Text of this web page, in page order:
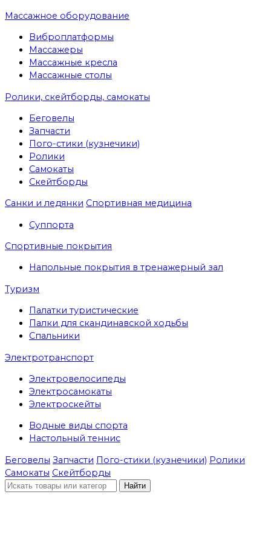
Массажное оборудование
Виброплатформы
Массажеры
Массажные кресла
Массажные столы
Ролики, скейтборды, самокаты
Беговелы
Запчасти
Пого-стики (кузнечики)
Ролики
Самокаты
Скейтборды
Санки и ледянки Спортивная медицина
Суппорта
Спортивные покрытия
Напольные покрытия в тренажерный зал
Туризм
Палатки туристические
Палки для скандинавской ходьбы
Спальники
Электротранспорт
Электровелосипеды
Электросамокаты
Электроскейты
Водные виды спорта
Настольный теннис
Беговелы Запчасти Пого-стики (кузнечики) Ролики
Самокаты Скейтборды
Найти